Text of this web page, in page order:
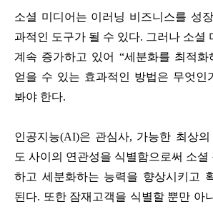
소셜 미디어는 이러닝 비즈니스를 성
과적인 도구가 될 수 있다. 그러나 소셜
계속 증가하고 있어 “세분화를 최적화
얻을 수 있는 효과적인 방법은 무엇인
봐야 한다.
인공지능(AI)은 관심사, 가능한 최상
도 사이의 연관성을 식별함으로써 소셜
하고 세분화하는 능력을 향상시키고
된다. 또한 잠재고객을 식별할 뿐만 아